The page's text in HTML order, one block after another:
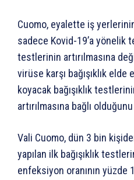
Cuomo, eyalette iş
sadece Kovid-19’a yönelik
testlerinin artırılmasına
virüse karşı bağışıklık
koyacak bağışıklık
artırılmasına bağlı
Vali Cuomo, dün 3 bin
yapılan ilk bağışıklık
enfeksiyon oranının yüzde